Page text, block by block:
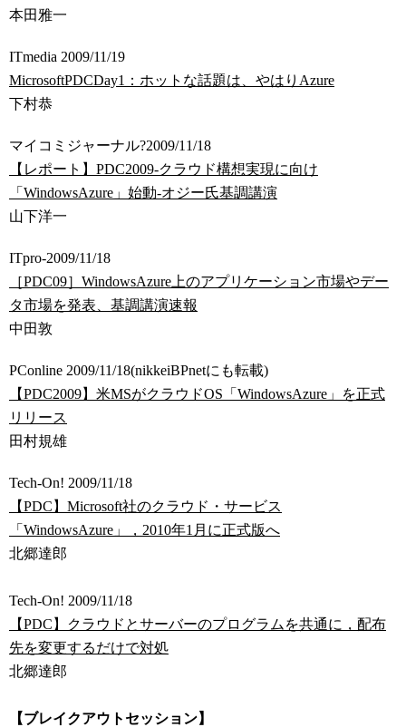
本田雅一
ITmedia 2009/11/19
MicrosoftPDCDay1：ホットな話題は、やはりAzure
下村恭
マイコミジャーナル?2009/11/18
【レポート】PDC2009-クラウド構想実現に向け
「WindowsAzure」始動-オジー氏基調講演
山下洋一
ITpro-2009/11/18
［PDC09］WindowsAzure上のアプリケーション市場やデー
タ市場を発表、基調講演速報
中田敦
PConline 2009/11/18(nikkeiBPnetにも転載)
【PDC2009】米MSがクラウドOS「WindowsAzure」を正式
リリース
田村規雄
Tech-On! 2009/11/18
【PDC】Microsoft社のクラウド・サービス
「WindowsAzure」，2010年1月に正式版へ
北郷達郎
Tech-On! 2009/11/18
【PDC】クラウドとサーバーのプログラムを共通に，配布
先を変更するだけで対処
北郷達郎
【ブレイクアウトセッション】